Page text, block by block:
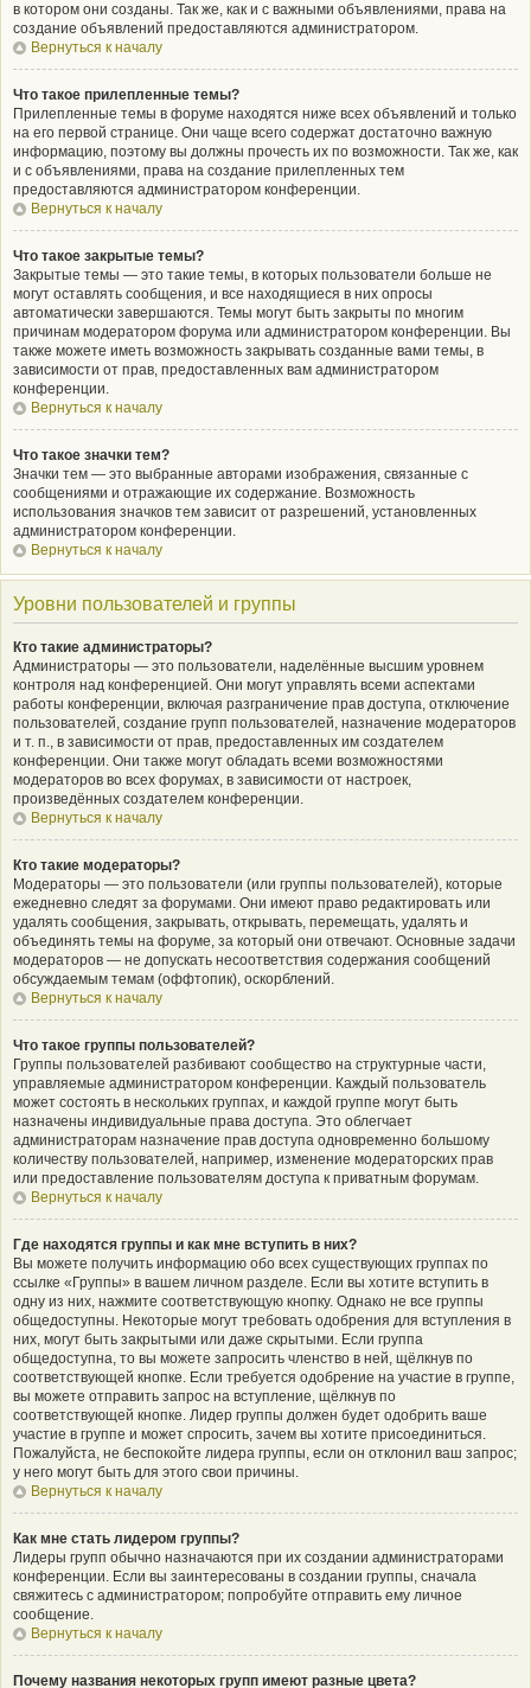
в котором они созданы. Так же, как и с важными объявлениями, права на
создание объявлений предоставляются администратором.
Вернуться к началу
Что такое прилепленные темы?
Прилепленные темы в форуме находятся ниже всех объявлений и только
на его первой странице. Они чаще всего содержат достаточно важную
информацию, поэтому вы должны прочесть их по возможности. Так же, как
и с объявлениями, права на создание прилепленных тем
предоставляются администратором конференции.
Вернуться к началу
Что такое закрытые темы?
Закрытые темы — это такие темы, в которых пользователи больше не
могут оставлять сообщения, и все находящиеся в них опросы
автоматически завершаются. Темы могут быть закрыты по многим
причинам модератором форума или администратором конференции. Вы
также можете иметь возможность закрывать созданные вами темы, в
зависимости от прав, предоставленных вам администратором
конференции.
Вернуться к началу
Что такое значки тем?
Значки тем — это выбранные авторами изображения, связанные с
сообщениями и отражающие их содержание. Возможность
использования значков тем зависит от разрешений, установленных
администратором конференции.
Вернуться к началу
Уровни пользователей и группы
Кто такие администраторы?
Администраторы — это пользователи, наделённые высшим уровнем
контроля над конференцией. Они могут управлять всеми аспектами
работы конференции, включая разграничение прав доступа, отключение
пользователей, создание групп пользователей, назначение модераторов
и т. п., в зависимости от прав, предоставленных им создателем
конференции. Они также могут обладать всеми возможностями
модераторов во всех форумах, в зависимости от настроек,
произведённых создателем конференции.
Вернуться к началу
Кто такие модераторы?
Модераторы — это пользователи (или группы пользователей), которые
ежедневно следят за форумами. Они имеют право редактировать или
удалять сообщения, закрывать, открывать, перемещать, удалять и
объединять темы на форуме, за который они отвечают. Основные задачи
модераторов — не допускать несоответствия содержания сообщений
обсуждаемым темам (оффтопик), оскорблений.
Вернуться к началу
Что такое группы пользователей?
Группы пользователей разбивают сообщество на структурные части,
управляемые администратором конференции. Каждый пользователь
может состоять в нескольких группах, и каждой группе могут быть
назначены индивидуальные права доступа. Это облегчает
администраторам назначение прав доступа одновременно большому
количеству пользователей, например, изменение модераторских прав
или предоставление пользователям доступа к приватным форумам.
Вернуться к началу
Где находятся группы и как мне вступить в них?
Вы можете получить информацию обо всех существующих группах по
ссылке «Группы» в вашем личном разделе. Если вы хотите вступить в
одну из них, нажмите соответствующую кнопку. Однако не все группы
общедоступны. Некоторые могут требовать одобрения для вступления в
них, могут быть закрытыми или даже скрытыми. Если группа
общедоступна, то вы можете запросить членство в ней, щёлкнув по
соответствующей кнопке. Если требуется одобрение на участие в группе,
вы можете отправить запрос на вступление, щёлкнув по
соответствующей кнопке. Лидер группы должен будет одобрить ваше
участие в группе и может спросить, зачем вы хотите присоединиться.
Пожалуйста, не беспокойте лидера группы, если он отклонил ваш запрос;
у него могут быть для этого свои причины.
Вернуться к началу
Как мне стать лидером группы?
Лидеры групп обычно назначаются при их создании администраторами
конференции. Если вы заинтересованы в создании группы, сначала
свяжитесь с администратором; попробуйте отправить ему личное
сообщение.
Вернуться к началу
Почему названия некоторых групп имеют разные цвета?